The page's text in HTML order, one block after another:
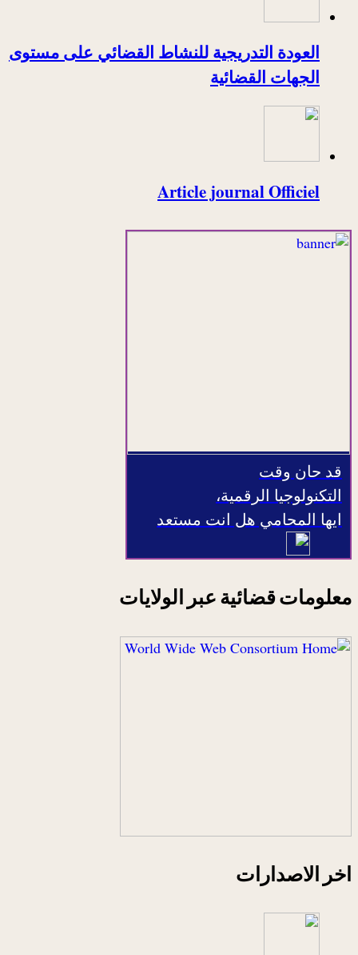
العودة التدريجية للنشاط القضائي على مستوى
الجهات القضائية
Article journal Officiel
قد حان وقت
التكنولوجيا الرقمية،
ايها المحامي هل انت مستعد
معلومات قضائية عبر الولايات
اخر الاصدارات